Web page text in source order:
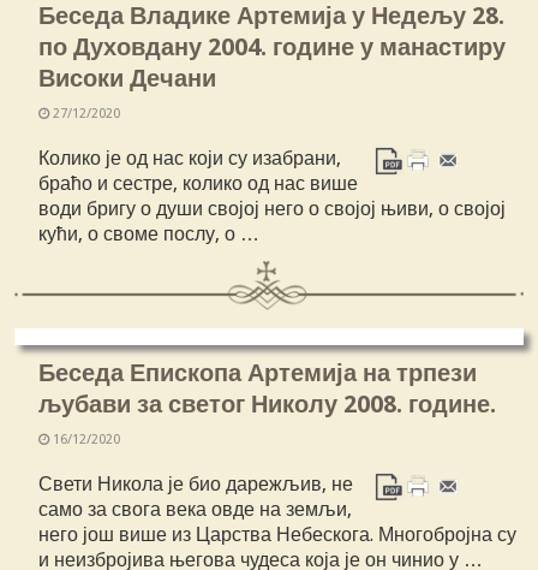
Беседа Владике Артемија у Недељу 28.
по Духовдану 2004. године у манастиру
Високи Дечани
27/12/2020
Колико је од нас који су изабрани,
браћо и сестре, колико од нас више
води бригу о души својој него о својој њиви, о својој
кући, о своме послу, о …
Беседа Епископа Артемија на трпези
љубави за светог Николу 2008. године.
16/12/2020
Свети Никола је био дарежљив, не
само за свога века овде на земљи,
него још више из Царства Небескога. Многобројна су
и неизбројива његова чудеса која је он чинио у …